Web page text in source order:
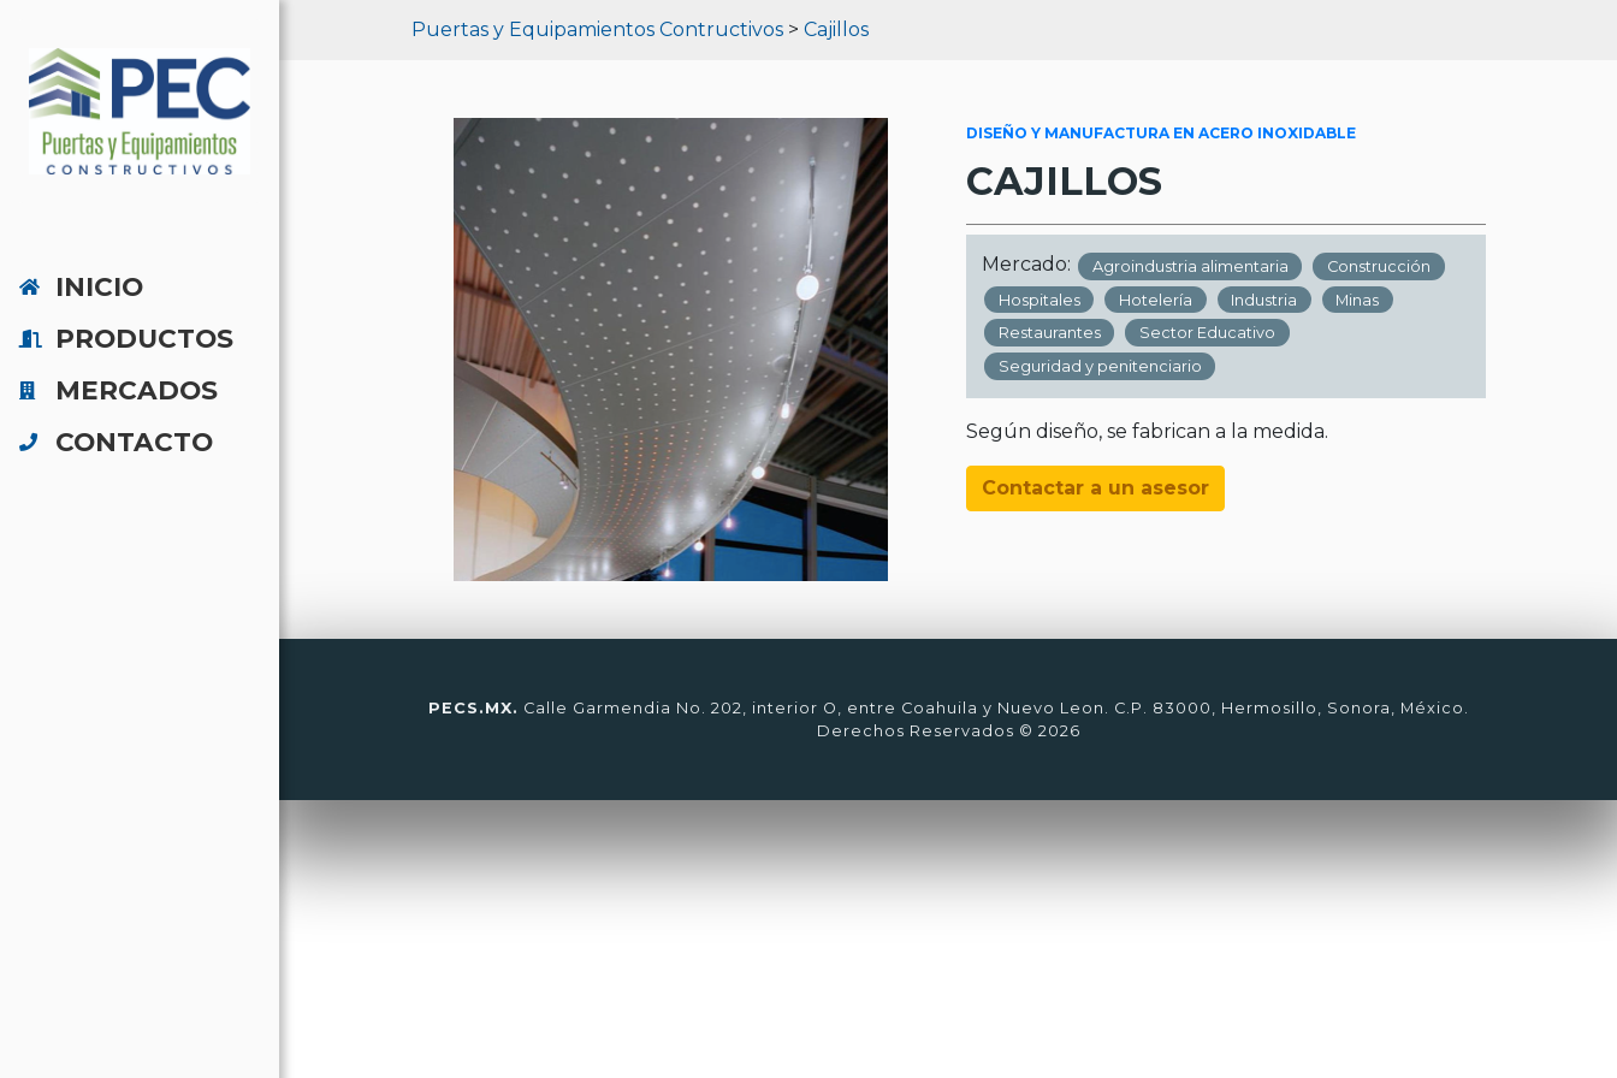
INICIO
PRODUCTOS
MERCADOS
CONTACTO
Puertas y Equipamientos Contructivos> Cajillos
DISEÑO Y MANUFACTURA EN ACERO INOXIDABLE
CAJILLOS
Mercado: Agroindustria alimentaria
Construcción
Hospitales
Hotelería Industria
Minas
Restaurantes
Sector Educativo
Seguridad y penitenciario
Según diseño, se fabrican a la medida.
Contactar a un asesor
PECS.MX. Calle Garmendia No. 202, interior O, entre Coahuila y Nuevo Leon. C.P. 83000, Hermosillo, Sonora, México.
Derechos Reservados © 2026